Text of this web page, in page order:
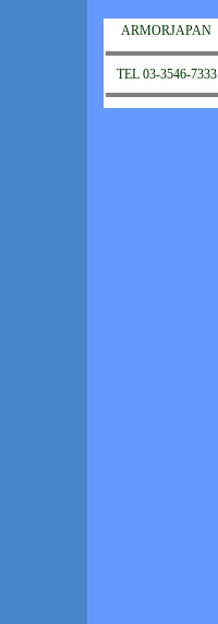
ARMORJAPAN
TEL 03-3546-7333